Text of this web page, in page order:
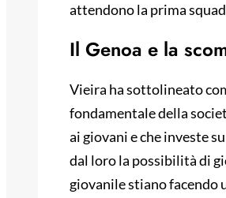
attendono la prima
Il Genoa e la
Vieira ha sottolineato
fondamentale della
ai giovani e che investe
dal loro la possibilità di
giovanile stiano facendo